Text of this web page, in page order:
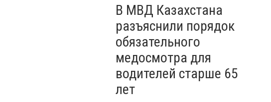
В МВД Казахстана
разъяснили порядок
обязательного
медосмотра для
водителей старше 65
лет